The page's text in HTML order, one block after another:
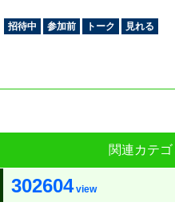
招待中
参加前 トーク 見れる
関連カテ
302604view